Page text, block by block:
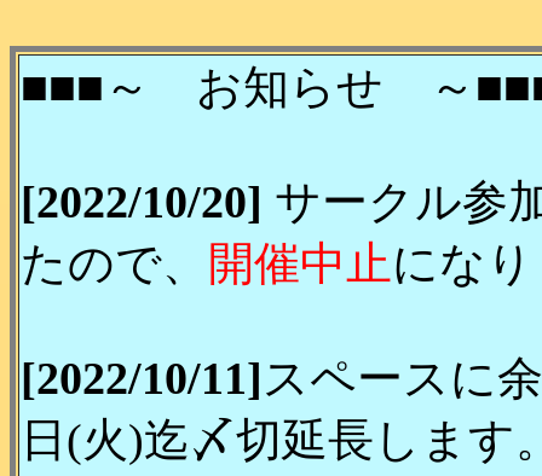
■■■～ お知らせ ～
[2022/10/20] サークル参
たので、
開催中止にな
[2022/10/11]スペースに
日(火)迄〆切延長します